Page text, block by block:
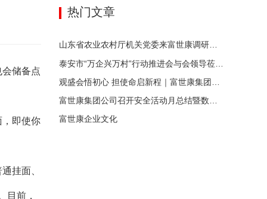
储备点
，即使你
挂面、
目前，
热门文章
山东省农业农村厅机关党委来富世康调研党建工作
泰安市“万企兴万村”行动推进会与会领导莅临富世康观摩指导
富世康企业文化